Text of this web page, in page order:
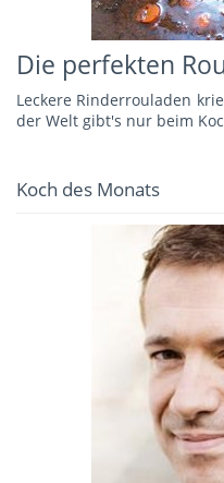
Die perfekten
Leckere Rinderrouladen
der Welt gibt's nur beim
Koch des Monats